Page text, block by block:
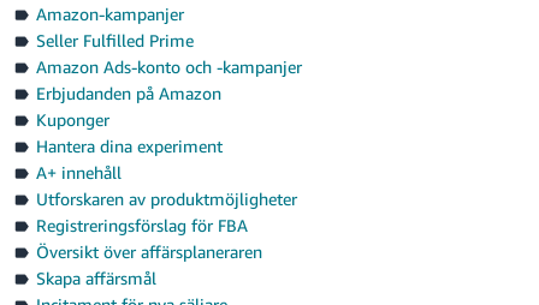
Amazon-kampanjer
Seller Fulfilled Prime
Amazon Ads-konto och -kampanjer
Erbjudanden på Amazon
Kuponger
Hantera dina experiment
A+ innehåll
Utforskaren av produktmöjligheter
Registreringsförslag för FBA
Översikt över affärsplaneraren
Skapa affärsmål